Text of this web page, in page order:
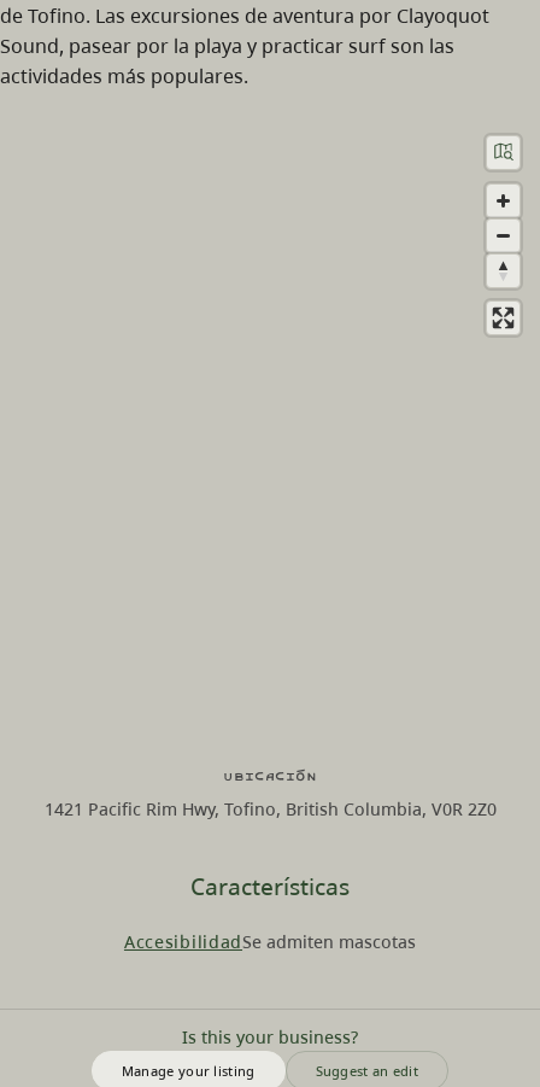
de Tofino. Las excursiones de aventura por Clayoquot
Sound, pasear por la playa y practicar surf son las
actividades más populares.
Características
AccesibilidadSe admiten mascotas
Is this your business?
Manage your listing Suggest an edit
Ubicación
1421 Pacific Rim Hwy, Tofino, British Columbia, V0R 2Z0